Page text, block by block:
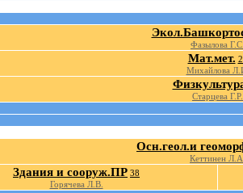
Фазылова
Мат.мет.
Михайлова
Старцева Г.Р.
Осн.геол.и
Кеттинен
Здания и сооруж.ПР 38
Горячева Л.В.